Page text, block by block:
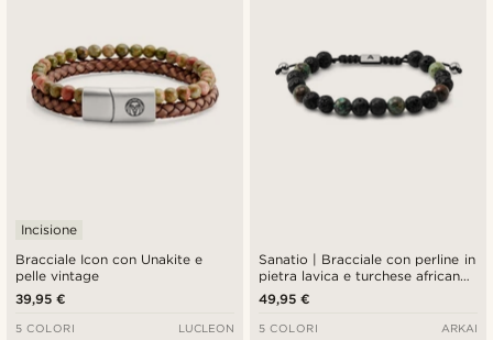
Bracciale Icon con Unakite e
pelle vintage
Incisione
39,95 €
5 COLORI LUCLEON
Sanatio | Bracciale con perline in
pietra lavica e turchese africano
da 8 mm
49,95 €
5 COLORI ARKAI